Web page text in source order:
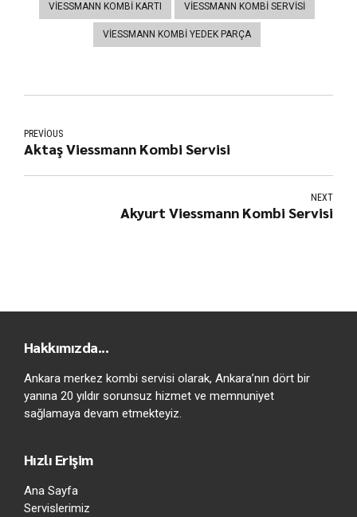
VIESSMANN KOMBI KARTI VIESSMANN KOMBI SERVISI
VIESSMANN KOMBI YEDEK PARÇA
PREVIOUS
Aktaş Viessmann Kombi Servisi
NEXT
Akyurt Viessmann Kombi Servisi
Hakkımızda...
Ankara merkez kombi servisi olarak, Ankara’nın dört bir
yanına 20 yıldır sorunsuz hizmet ve memnuniyet
sağlamaya devam etmekteyiz.
Hızlı Erişim
Ana Sayfa
Servislerimiz